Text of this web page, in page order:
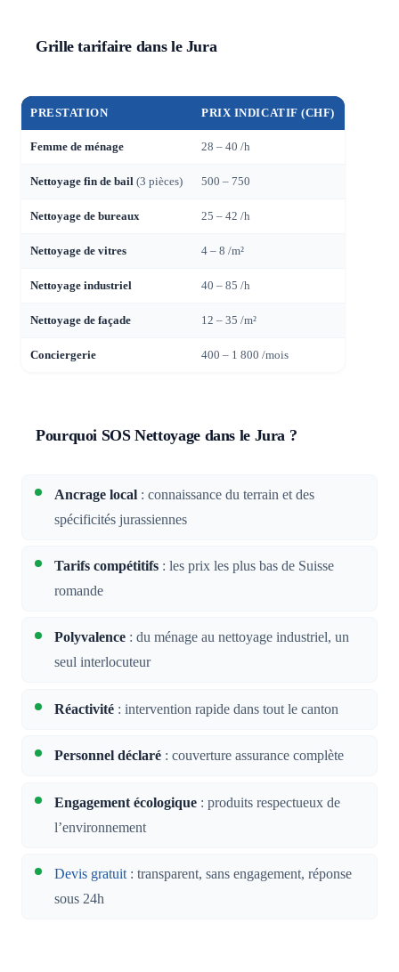
Grille tarifaire dans le Jura
PRESTATION PRIX INDICATIF (CHF)
Femme de ménage 28 – 40 /h
Nettoyage fin de bail (3 pièces) 500 – 750
Nettoyage de bureaux 25 – 42 /h
Nettoyage de vitres 4 – 8 /m²
Nettoyage industriel 40 – 85 /h
Nettoyage de façade 12 – 35 /m²
Conciergerie 400 – 1 800 /mois
Pourquoi SOS Nettoyage dans le Jura ?
Ancrage local : connaissance du terrain et des
spécificités jurassiennes
Tarifs compétitifs : les prix les plus bas de Suisse
romande
Polyvalence : du ménage au nettoyage industriel, un
seul interlocuteur
Réactivité : intervention rapide dans tout le canton
Personnel déclaré : couverture assurance complète
Engagement écologique : produits respectueux de
l’environnement
Devis gratuit: transparent, sans engagement, réponse
sous 24h